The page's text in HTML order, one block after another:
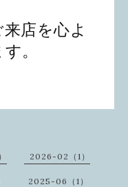
店を心よ
。
2026-02（1）
2025-06（1）